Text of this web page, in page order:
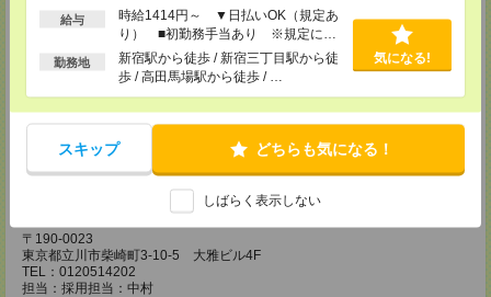
給与
時給1414円～ ▼日払いOK（規定あ
り） ■初勤務手当あり ※規定によ
る
勤務地
新宿駅から徒歩 / 新宿三丁目駅から徒
歩 / 高田馬場駅から徒歩 / …
気になる!
スキップ どちらも気になる！
しばらく表示しない
【MD新宿支店】
〒163-0630
TEL：0120514202
担当：採用担当：西川
【MD城南支店】
東京都新宿区西新宿1-25-1 新宿センタービル30F
TEL：0120514202
〒190-0023
東京都立川市柴崎町3-10-5 大雅ビル4F
TEL：0120514202
担当：採用担当：中村